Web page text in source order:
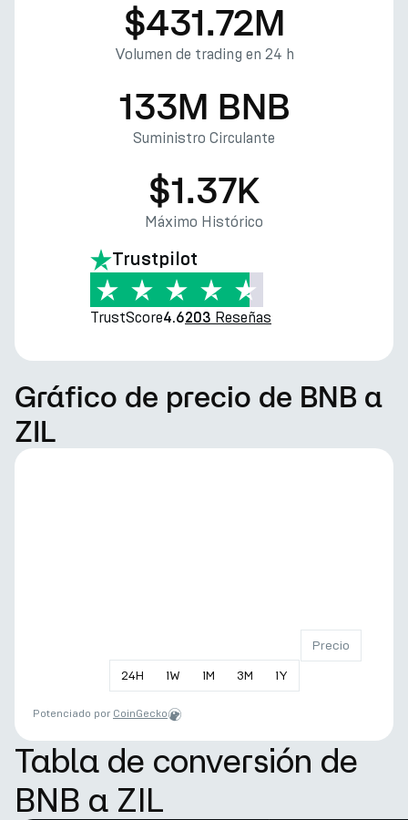
$431.72M
Volumen de trading en 24 h
133M BNB
Suministro Circulante
$1.37K
Máximo Histórico
Trustpilot
TrustScore4.6203 Reseñas
Gráfico de precio de BNB a
ZIL
24H 1W 1M 3M 1Y
Precio
Potenciado por CoinGecko
Tabla de conversión de
BNB a ZIL